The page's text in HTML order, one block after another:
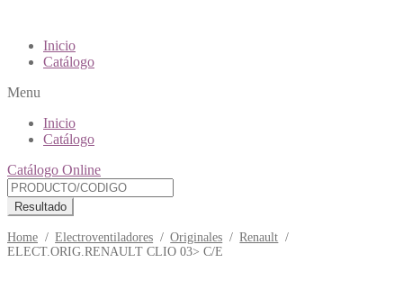
Inicio
Catálogo
Menu
Inicio
Catálogo
Catálogo Online
Resultado
Home / Electroventiladores / Originales / Renault /
ELECT.ORIG.RENAULT CLIO 03> C/E